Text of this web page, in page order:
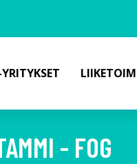
- FOG